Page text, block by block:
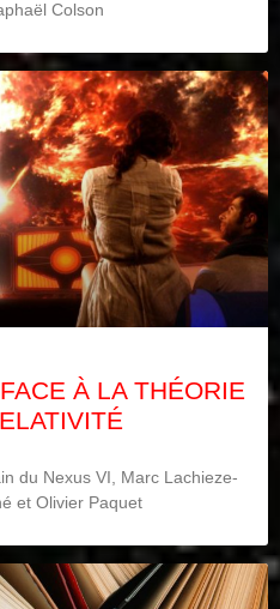
Colson
À LA THÉORIE
du Nexus VI, Marc Lachieze-
et Olivier Paquet